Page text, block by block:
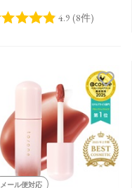
メール便対応